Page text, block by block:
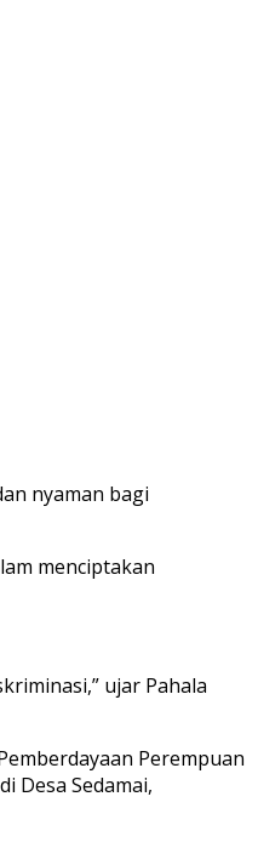
nyaman bagi
menciptakan
ujar Pahala
Perempuan
Desa Sedamai,